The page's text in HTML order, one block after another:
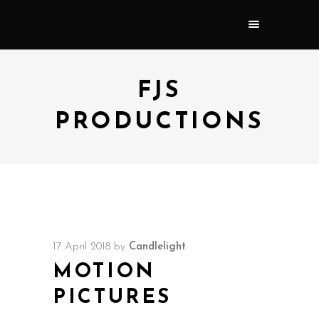
FJS
PRODUCTIONS
17 April 2018 by Candlelight
MOTION
PICTURES